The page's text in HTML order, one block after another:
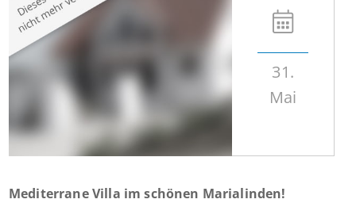
31.
Mai
Mediterrane Villa im schönen Marialinden!